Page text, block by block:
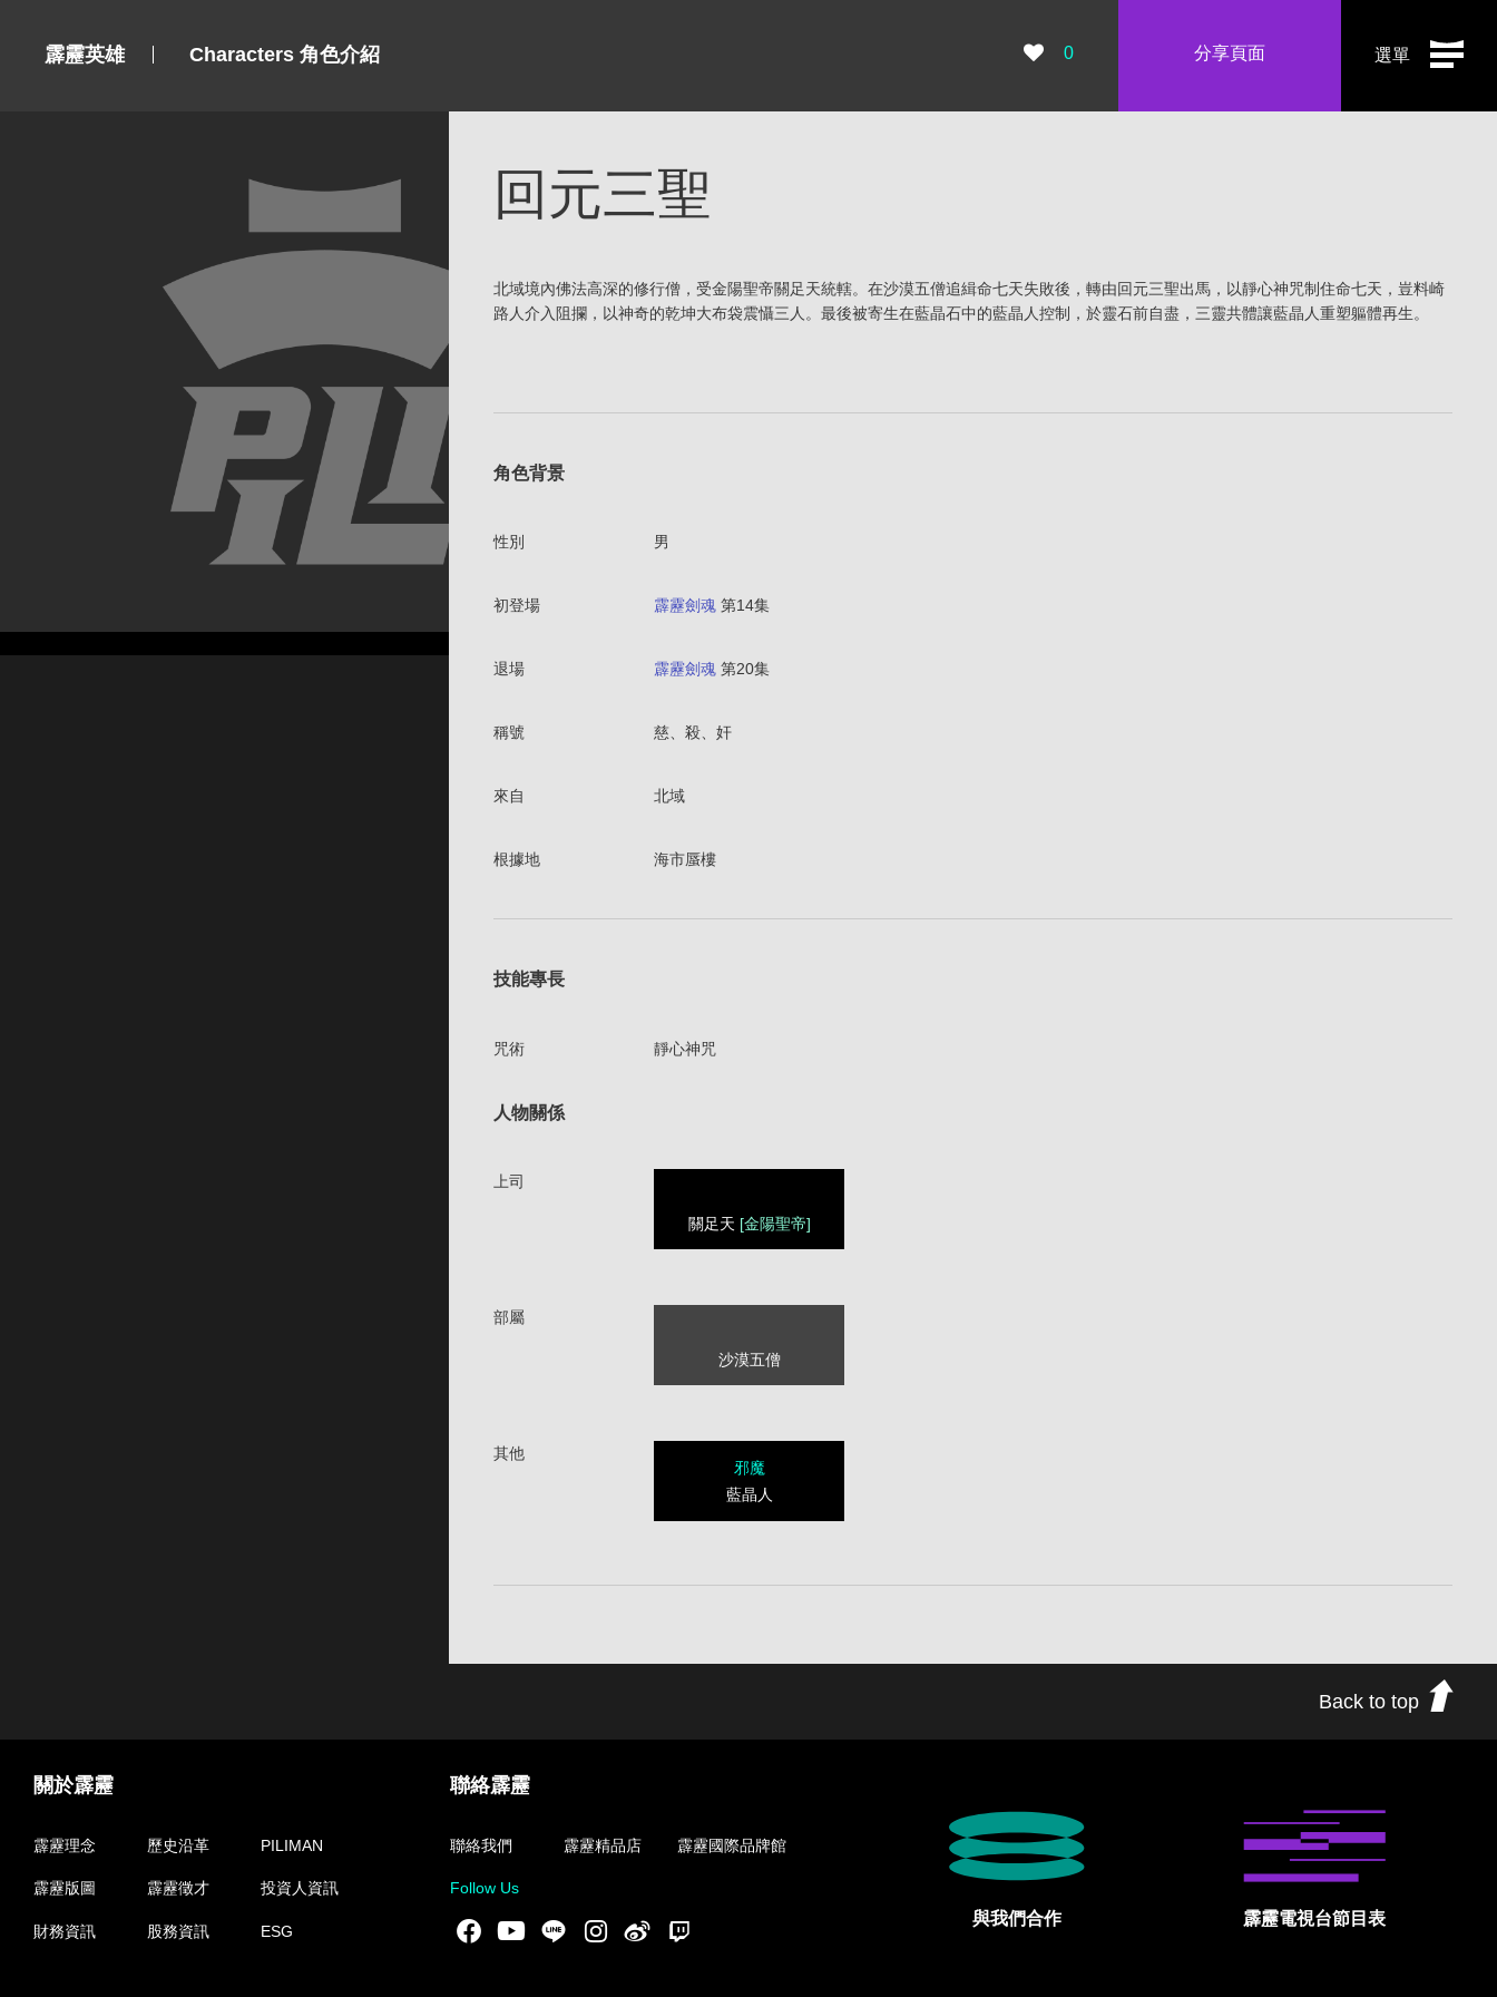
選單
霹靂英雄 Characters 角色介紹 瀏覽數：
0 分享頁面
回元三聖
北域境內佛法高深的修行僧，受金陽聖帝關足天統轄。在沙漠五僧追緝命七天失敗後，轉由回元三聖出馬，以靜心神咒制住命七天，豈料崎
路人介入阻攔，以神奇的乾坤大布袋震懾三人。最後被寄生在藍晶石中的藍晶人控制，於靈石前自盡，三靈共體讓藍晶人重塑軀體再生。
角色背景
性別 男
初登場 霹靂劍魂第14集
退場 霹靂劍魂第20集
稱號 慈、殺、奸
來自 北域
根據地 海市蜃樓
技能專長
咒術 靜心神咒
人物關係
上司
關足天 [金陽聖帝]
部屬
沙漠五僧
其他
邪魔
藍晶人
Back to top
關於霹靂
霹靂理念 歷史沿革 PILIMAN
霹靂版圖 霹靂徵才 投資人資訊
財務資訊 股務資訊 ESG
聯絡霹靂
聯絡我們 霹靂精品店 霹靂國際品牌館
Follow Us
Facebook
YoutubeLINE Instgram新浪微博 與我們合作 霹靂電視台節目表